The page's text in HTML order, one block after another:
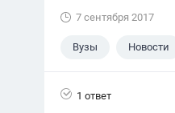
7 сентября 2017
Вузы Новости
1 ответ